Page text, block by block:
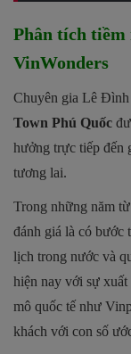
Phân tích tiềm
VinWonders
Chuyên gia Lê Đình
Town Phú Quốc
hưởng trực tiếp đến
tương lai.
Trong những năm
đánh giá là có bước
lịch trong nước và
hiện nay với sự
mô quốc tế như
khách với con số